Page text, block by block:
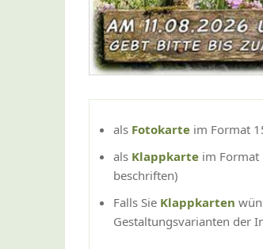
als Fotokarte im Format
als Klappkarte im Format
beschriften)
Falls Sie Klappkarten
Gestaltungsvarianten der